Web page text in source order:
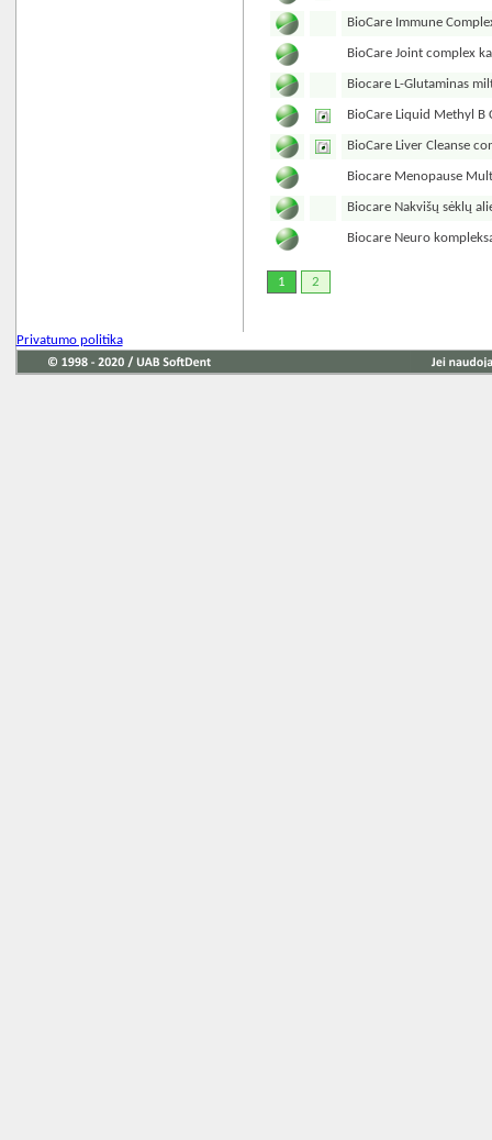
BioCare Immune
BioCare Joint complex
Biocare L-Glutaminas
BioCare Liquid Methyl B
BioCare Liver Cleanse
Biocare Menopause
Biocare Nakvišų sėklų
Biocare Neuro
1 2
Privatumo politika